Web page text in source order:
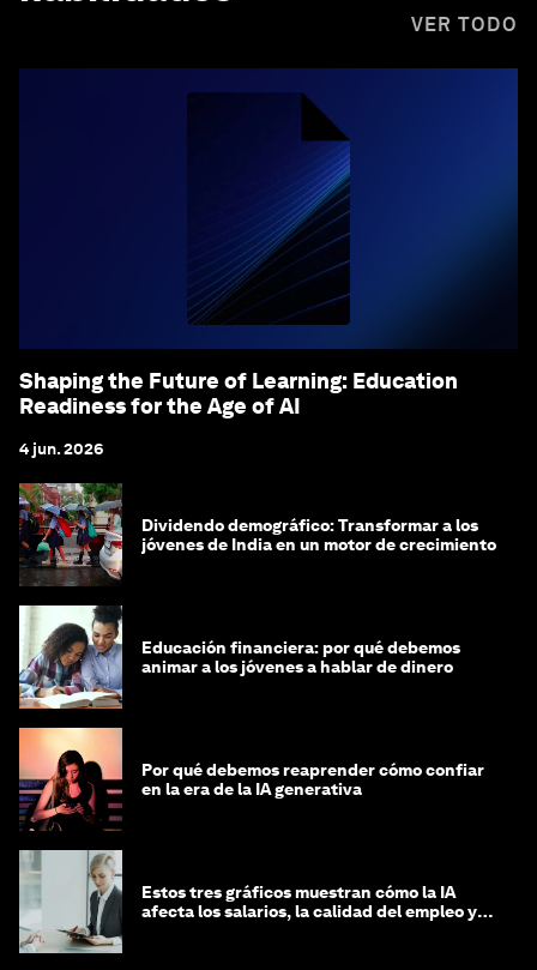
VER TODO
Shaping the Future of Learning: Education
Readiness for the Age of AI
4 jun. 2026
Dividendo demográfico: Transformar a los
jóvenes de India en un motor de crecimiento
Educación financiera: por qué debemos
animar a los jóvenes a hablar de dinero
Por qué debemos reaprender cómo confiar
en la era de la IA generativa
Estos tres gráficos muestran cómo la IA
afecta los salarios, la calidad del empleo y